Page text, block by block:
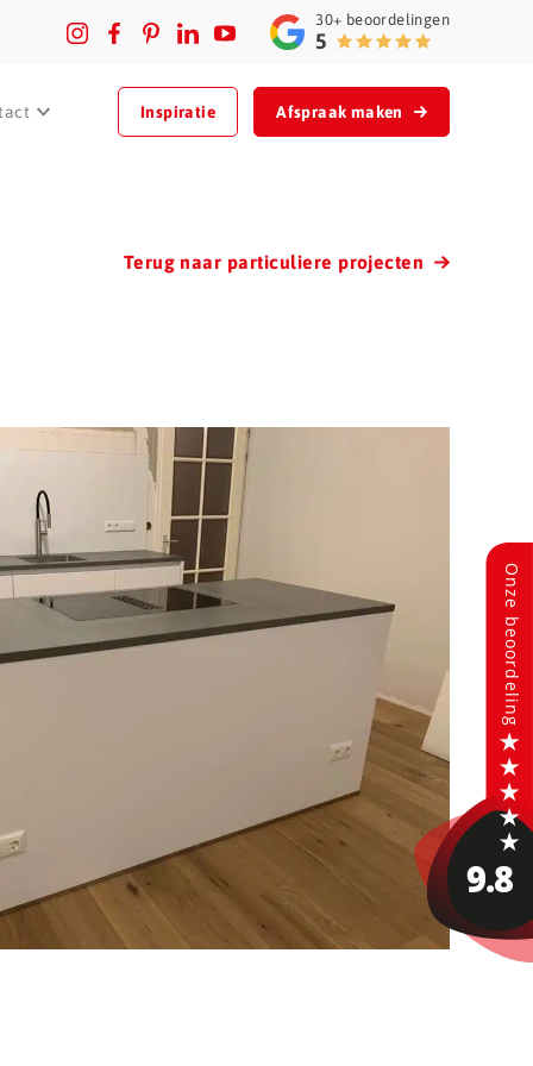
30+ beoordelingen
5
Inspiratie Afspraak maken
Terug naar particuliere projecten